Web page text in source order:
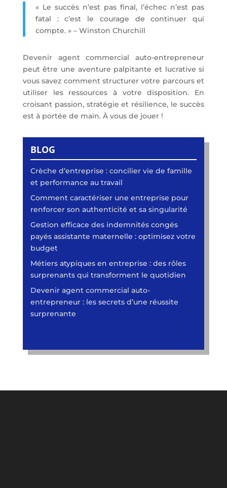
« Le succès n’est pas final, l’échec n’est pas
fatal : c’est le courage de continuer qui
compte. » – Winston Churchill
Devenir agent commercial auto-entrepreneur
peut être une aventure palpitante et lucrative si
vous savez comment structurer votre parcours et
utiliser les ressources à votre disposition. En
croisant passion, stratégie et résilience, le succès
est à portée de main. À vous de jouer !
BLOG
Crèche d’entreprise : concilier vie de famille
et performance au travail
Comment caractériser une entreprise pour
renforcer son authenticité et sa singularité
Gestion efficace des indemnités congés
payés assistante maternelle : optimisez votre
budget
Métiers atypiques en entreprise : des rôles
surprenants qui transforment le quotidien
Devenir agent commercial auto-
entrepreneur : les secrets d’une réussite
surprenante